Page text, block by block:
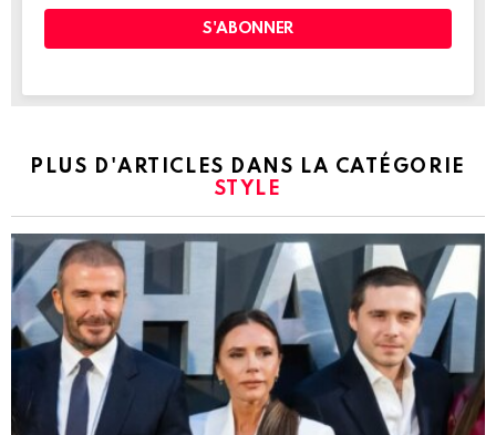
PLUS D'ARTICLES DANS LA CATÉGORIE
STYLE